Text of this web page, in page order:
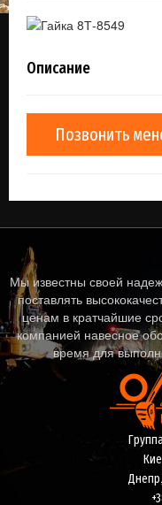
Описание
Позвонить
Мы известны своей
поставлять
ценам в кратчайшие
компанией навесное
время для
Днепр,